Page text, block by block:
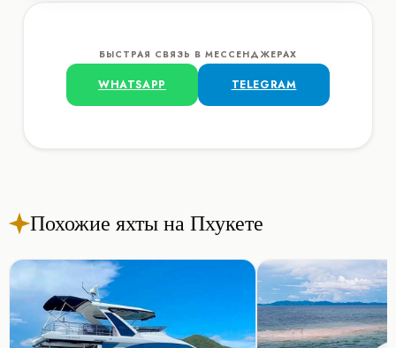
БЫСТРАЯ СВЯЗЬ В МЕССЕНДЖЕРАХ
WHATSAPP TELEGRAM
Похожие яхты на Пхукете